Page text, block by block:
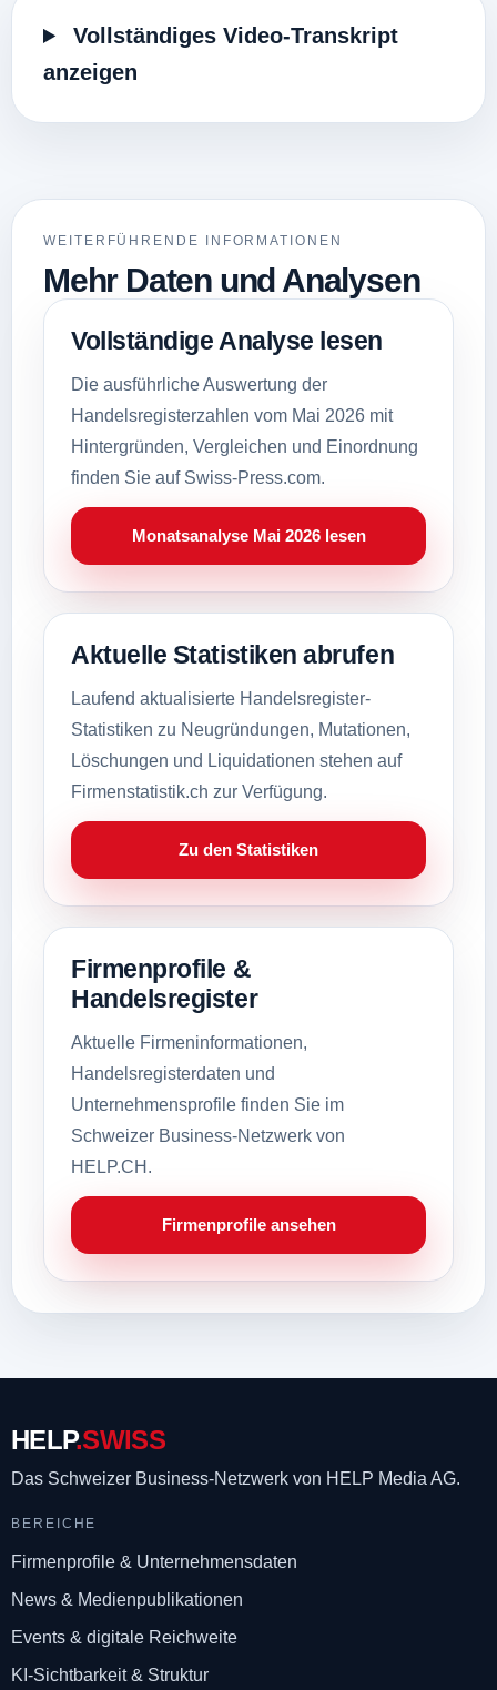
Vollständiges Video-Transkript
anzeigen
WEITERFÜHRENDE INFORMATIONEN
Mehr Daten und Analysen
Vollständige Analyse lesen
Die ausführliche Auswertung der
Handelsregisterzahlen vom Mai 2026 mit
Hintergründen, Vergleichen und Einordnung
finden Sie auf Swiss-Press.com.
Monatsanalyse Mai 2026 lesen
Aktuelle Statistiken abrufen
Laufend aktualisierte Handelsregister-
Statistiken zu Neugründungen, Mutationen,
Löschungen und Liquidationen stehen auf
Firmenstatistik.ch zur Verfügung.
Zu den Statistiken
Firmenprofile &
Handelsregister
Aktuelle Firmeninformationen,
Handelsregisterdaten und
Unternehmensprofile finden Sie im
Schweizer Business-Netzwerk von
HELP.CH.
Firmenprofile ansehen
HELP.SWISS
Das Schweizer Business-Netzwerk von HELP Media AG.
BEREICHE
Firmenprofile & Unternehmensdaten
News & Medienpublikationen
Events & digitale Reichweite
KI-Sichtbarkeit & Struktur